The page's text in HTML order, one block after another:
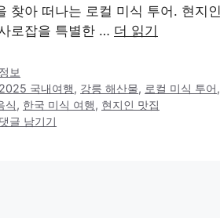
찾아 떠나는 로컬 미식 투어. 현지
로잡을 특별한 … 더 읽기
카
테
리
정보
태
2025 국내여행, 강릉 해산물, 로컬 미식 투어,
식, 한국 미식 여행, 현지인 맛집
댓글 남기기